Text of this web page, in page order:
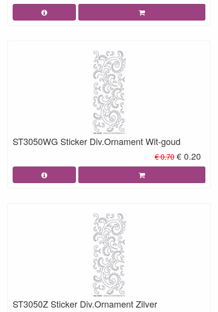
ST3050WG Sticker Div.Ornament Wit-goud
€ 0.70 € 0.20
ST3050Z Sticker Div.Ornament Zilver